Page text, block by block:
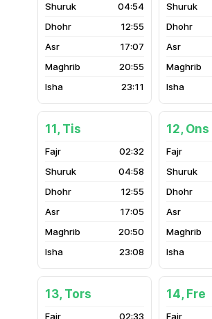
04:54
12:55
17:07
20:55
23:11
11, Tis
02:32
04:58
12:55
17:05
20:50
23:08
12, Ons
13, Tors
02:33
14, Fre